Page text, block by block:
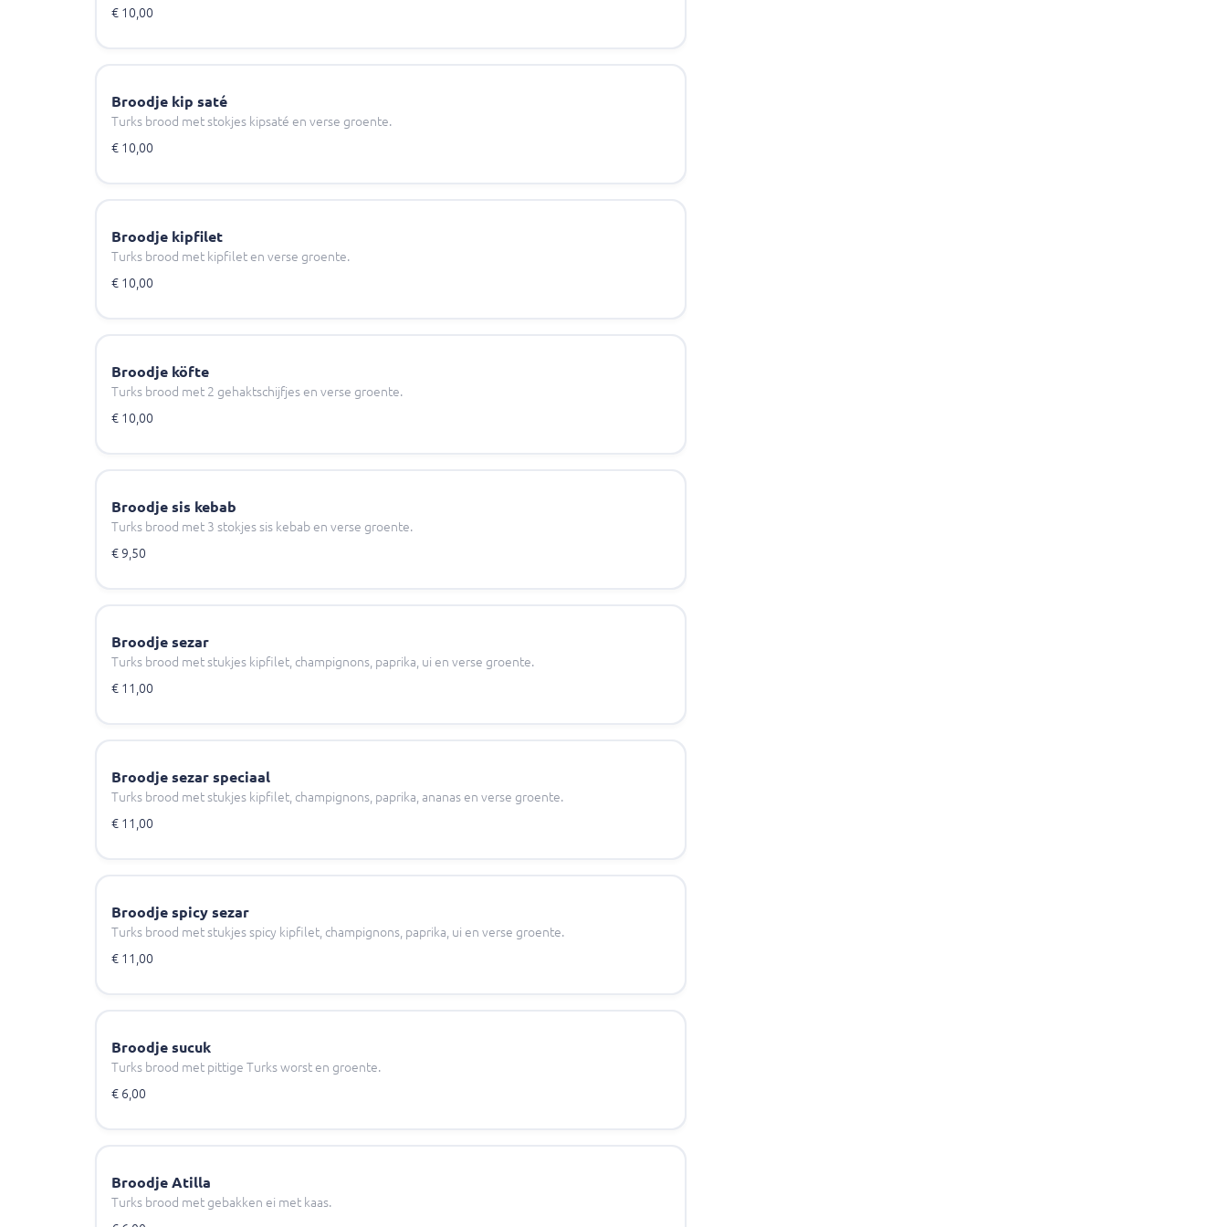
€ 10,00
Broodje kip saté
Turks brood met stokjes kipsaté en verse groente.
€ 10,00
Broodje kipfilet
Turks brood met kipfilet en verse groente.
€ 10,00
Broodje köfte
Turks brood met 2 gehaktschijfjes en verse groente.
€ 10,00
Broodje sis kebab
Turks brood met 3 stokjes sis kebab en verse groente.
€ 9,50
Broodje sezar
Turks brood met stukjes kipfilet, champignons, paprika, ui en verse groente.
€ 11,00
Broodje sezar speciaal
Turks brood met stukjes kipfilet, champignons, paprika, ananas en verse groente.
€ 11,00
Broodje spicy sezar
Turks brood met stukjes spicy kipfilet, champignons, paprika, ui en verse groente.
€ 11,00
Broodje sucuk
Turks brood met pittige Turks worst en groente.
€ 6,00
Broodje Atilla
Turks brood met gebakken ei met kaas.